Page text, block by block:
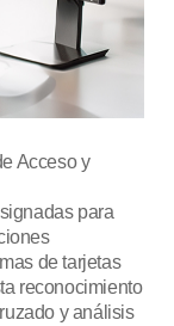
Acceso y
para
de tarjetas
reconocimiento
y análisis